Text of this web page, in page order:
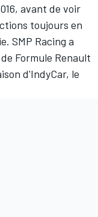
avant de voir
toujours en
SMP Racing a
Formule Renault
d'IndyCar, le